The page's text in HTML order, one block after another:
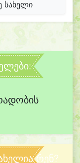
სახელი
რენ?